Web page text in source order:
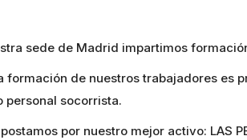
sede de Madrid impartimos
formación de nuestros trabajadores es
personal socorrista.
por nuestro mejor activo: LAS